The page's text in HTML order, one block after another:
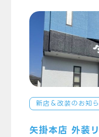
新店＆改装のお知
矢掛本店 外装